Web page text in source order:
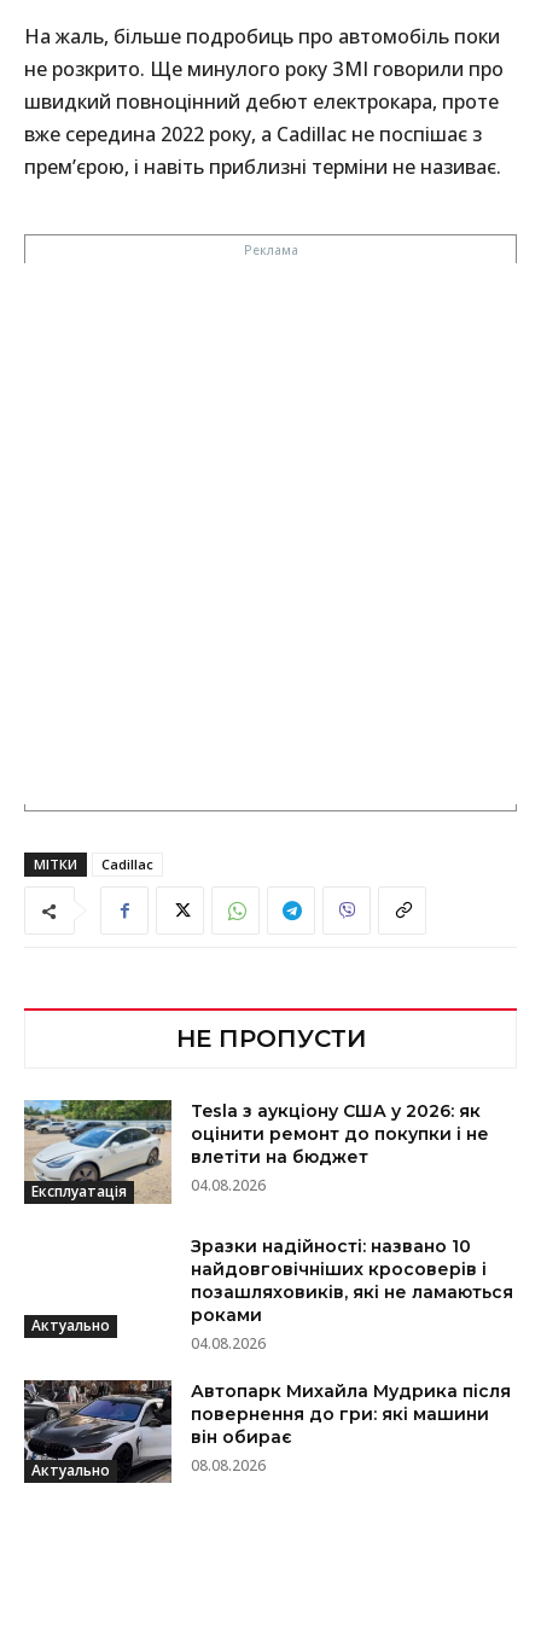
На жаль, більше подробиць про автомобіль поки
не розкрито. Ще минулого року ЗМІ говорили про
швидкий повноцінний дебют електрокара, проте
вже середина 2022 року, а Cadillac не поспішає з
прем’єрою, і навіть приблизні терміни не називає.
МІТКИ Cadillac
НЕ ПРОПУСТИ
Експлуатація
Tesla з аукціону США у 2026: як
оцінити ремонт до покупки і не
влетіти на бюджет
04.08.2026
Актуально
Зразки надійності: названо 10
найдовговічніших кросоверів і
позашляховиків, які не ламаються
роками
04.08.2026
Актуально
Автопарк Михайла Мудрика після
повернення до гри: які машини
він обирає
08.08.2026